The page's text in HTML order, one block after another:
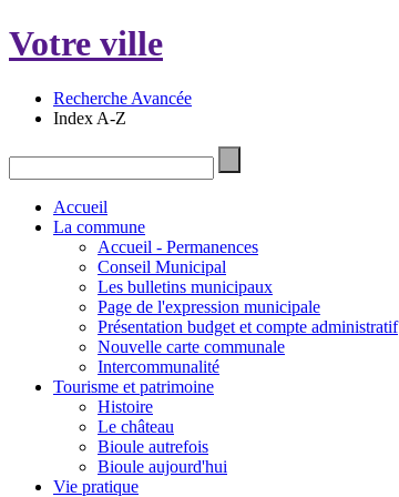
Votre ville
Recherche Avancée
Index A-Z
Accueil
La commune
Accueil - Permanences
Conseil Municipal
Les bulletins municipaux
Page de l'expression municipale
Présentation budget et compte administratif
Nouvelle carte communale
Intercommunalité
Tourisme et patrimoine
Histoire
Le château
Bioule autrefois
Bioule aujourd'hui
Vie pratique